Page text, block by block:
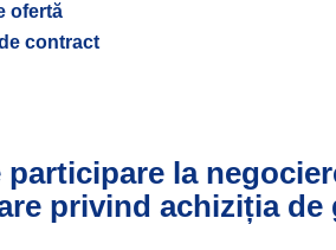
ofertă
contract
participare la
privind achiziția de